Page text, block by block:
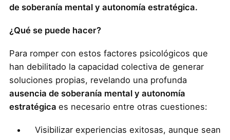
de soberanía mental y autonomía estratégica.
¿Qué se puede hacer?
Para romper con estos factores psicológicos que
han debilitado la capacidad colectiva de generar
soluciones propias, revelando una profunda
ausencia de soberanía mental y autonomía
estratégica es necesario entre otras cuestiones:
Visibilizar experiencias exitosas, aunque sean